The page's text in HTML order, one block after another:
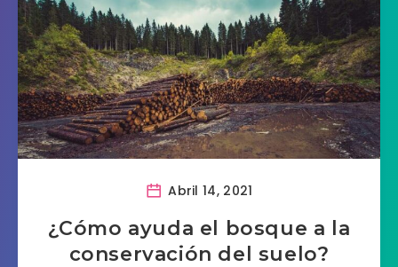
Abril 14, 2021
¿Cómo ayuda el bosque a la
conservación del suelo?